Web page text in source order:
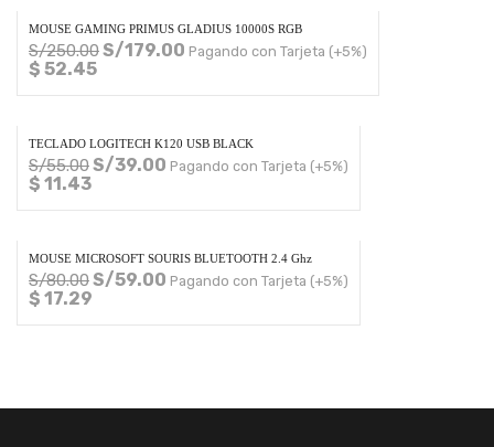
MOUSE GAMING PRIMUS GLADIUS 10000S RGB
S/250.00S/179.00 Pagando con Tarjeta (+5%)
$ 52.45
TECLADO LOGITECH K120 USB BLACK
S/55.00S/39.00 Pagando con Tarjeta (+5%)
$ 11.43
MOUSE MICROSOFT SOURIS BLUETOOTH 2.4 Ghz
S/80.00S/59.00 Pagando con Tarjeta (+5%)
$ 17.29